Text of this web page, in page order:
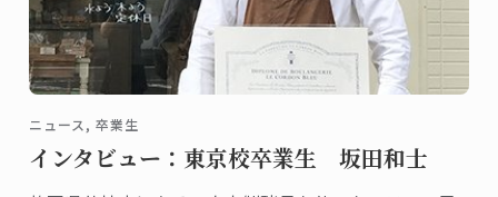
ニュース, 卒業生
インタビュー：東京校卒業生 坂田和士